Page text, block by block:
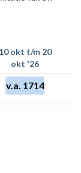
10 okt t/m 20
okt '26
v.a. 1714